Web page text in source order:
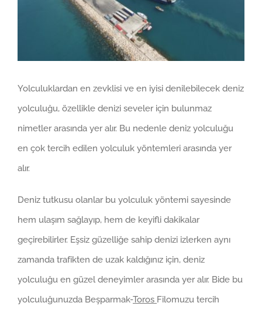
Yolculuklardan en zevklisi ve en iyisi denilebilecek deniz
yolculuğu, özellikle denizi seveler için bulunmaz
nimetler arasında yer alır. Bu nedenle deniz yolculuğu
en çok tercih edilen yolculuk yöntemleri arasında yer
alır.
Deniz tutkusu olanlar bu yolculuk yöntemi sayesinde
hem ulaşım sağlayıp, hem de keyifli dakikalar
geçirebilirler. Eşsiz güzelliğe sahip denizi izlerken aynı
zamanda trafikten de uzak kaldığınız için, deniz
yolculuğu en güzel deneyimler arasında yer alır. Bide bu
yolculuğunuzda Beşparmak-Toros Filomuzu tercih